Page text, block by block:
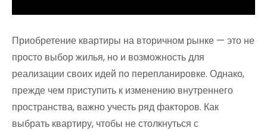
Приобретение квартиры на вторичном рынке — это не
просто выбор жилья, но и возможность для
реализации своих идей по перепланировке. Однако,
прежде чем приступить к изменению внутреннего
пространства, важно учесть ряд факторов. Как
выбрать квартиру, чтобы не столкнуться с